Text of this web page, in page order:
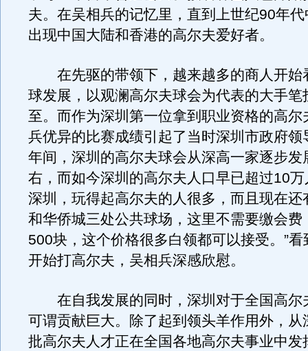
夫。在吴相兵的记忆里，直到上世纪90年
出现中国大陆和香港的高尔夫爱好者。
在先驱的带领下，越来越多的商人开始
球发展，以观澜高尔夫球会为代表的大手笔
至。而作为深圳第一位拿到职业资格的高尔
兵优异的比赛成绩引起了当时深圳市政府领
年间，深圳的高尔夫球会从深高一家逐步发
右，而如今深圳的高尔夫人口早已超过10万
深圳，玩得起高尔夫的人很多，而且现在还
和华侨城三处公共球场，这里不需要缴会费
500块，这个价格很多白领都可以接受。”
开始打高尔夫，吴相兵深感欣慰。
在自我发展的同时，深圳对于全国高尔
可谓贡献巨大。除了起到领头羊作用外，从
批高尔夫人才正在全国各地高尔夫事业中发